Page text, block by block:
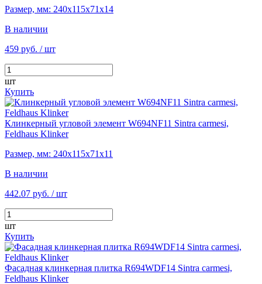
Размер, мм: 240х115х71х14
В наличии
459 руб. / шт
шт
Купить
Клинкерный угловой элемент W694NF11 Sintra carmesi,
Feldhaus Klinker
Размер, мм: 240х115х71х11
В наличии
442.07 руб. / шт
шт
Купить
Фасадная клинкерная плитка R694WDF14 Sintra carmesi,
Feldhaus Klinker